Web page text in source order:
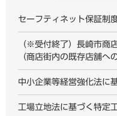
セーフティネット保証制
（※受付終了）長崎市商
（商店街内の既存店舗へ
中小企業等経営強化法に
工場立地法に基づく特定